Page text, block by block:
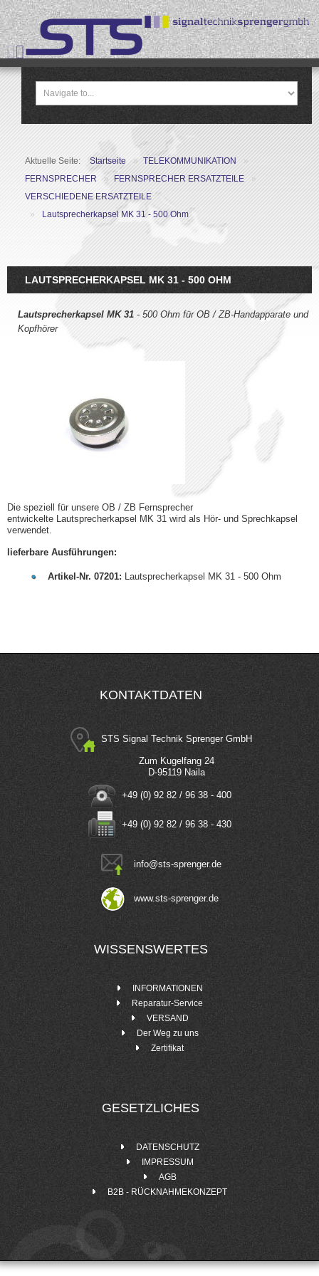
Aktuelle Seite: Startseite » TELEKOMMUNIKATION
»
FERNSPRECHER
» FERNSPRECHER ERSATZTEILE
»
VERSCHIEDENE ERSATZTEILE
»
Lautsprecherkapsel MK 31 - 500 Ohm
LAUTSPRECHERKAPSEL MK 31 - 500 OHM
Lautsprecherkapsel MK 31 - 500 Ohm für OB / ZB-Handapparate und
Kopfhörer
Die speziell für unsere OB / ZB Fernsprecher
entwickelte Lautsprecherkapsel MK 31 wird als Hör- und Sprechkapsel
verwendet.
lieferbare Ausführungen:
Artikel-Nr. 07201: Lautsprecherkapsel MK 31 - 500 Ohm
KONTAKTDATEN
STS Signal Technik Sprenger GmbH
Zum Kugelfang 24
D-95119 Naila
+49 (0) 92 82 / 96 38 - 400
+49 (0) 92 82 / 96 38 - 430
info@sts-sprenger.de
www.sts-sprenger.de
WISSENSWERTES
INFORMATIONEN
Reparatur-Service
VERSAND
Der Weg zu uns
Zertifikat
GESETZLICHES
DATENSCHUTZ
IMPRESSUM
AGB
B2B - RÜCKNAHMEKONZEPT